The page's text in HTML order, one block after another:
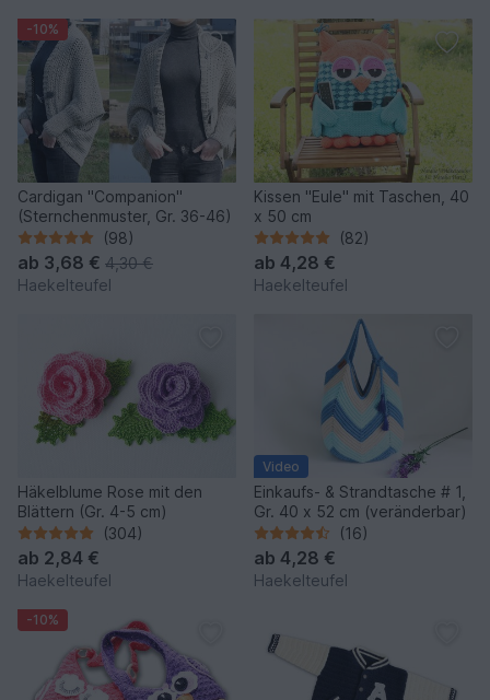
-10%
Cardigan "Companion"
(Sternchenmuster, Gr. 36-46)
(98)
ab 3,68 € 4,30 €
Haekelteufel
Kissen "Eule" mit Taschen, 40
x 50 cm
(82)
ab 4,28 €
Haekelteufel
Häkelblume Rose mit den
Blättern (Gr. 4-5 cm)
(304)
ab 2,84 €
Haekelteufel
Video
Einkaufs- & Strandtasche # 1,
Gr. 40 x 52 cm (veränderbar)
(16)
ab 4,28 €
Haekelteufel
-10%